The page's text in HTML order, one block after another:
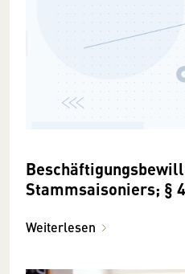
Stammsaisoniers; §
Weiterlesen